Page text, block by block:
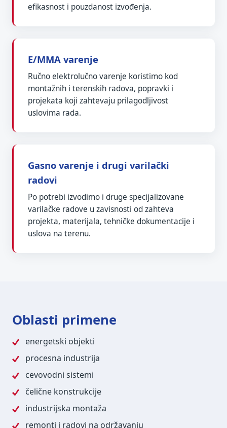
efikasnost i pouzdanost izvođenja.
E/MMA varenje
Ručno elektrolučno varenje koristimo kod
montažnih i terenskih radova, popravki i
projekata koji zahtevaju prilagodljivost
uslovima rada.
Gasno varenje i drugi varilački
radovi
Po potrebi izvodimo i druge specijalizovane
varilačke radove u zavisnosti od zahteva
projekta, materijala, tehničke dokumentacije i
uslova na terenu.
Oblasti primene
energetski objekti
procesna industrija
cevovodni sistemi
čelične konstrukcije
industrijska montaža
remonti i radovi na održavanju